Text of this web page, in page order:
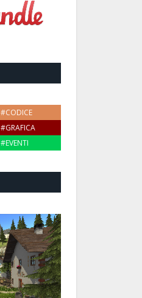
#CODICE
#GRAFICA
#EVENTI